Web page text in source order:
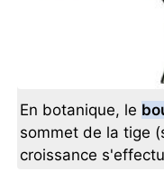
En botanique, le
sommet de la tige
croissance